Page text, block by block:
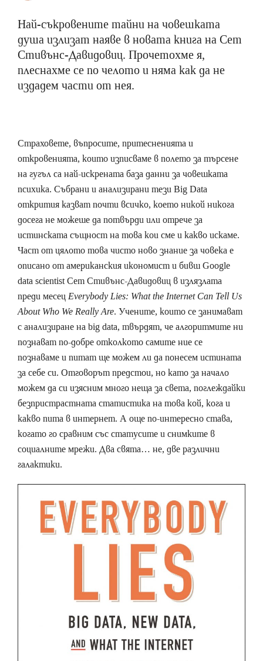
Най-съкровените тайни на човешката
душа излизат наяве в новата книга на Сет
Стивънс-Давидовиц. Прочетохме я,
плеснахме се по челото и няма как да не
издадем части от нея.
Страховете, въпросите, притесненията и
откровенията, които изписваме в полето за търсене
на гугъл са най-искрената база данни за човешката
психика. Събрани и анализирани тези Big Data
открития казват почти всичко, което никой никога
досега не можеше да потвърди или отрече за
истинската същност на това кои сме и какво искаме.
Част от цялото това чисто ново знание за човека е
описано от американския икономист и бивш Google
data scientist Сет Стивънс-Давидовиц в излязлата
преди месецEverybody Lies: What the Internet Can Tell Us
About Who We Really Are. Учените, които се занимават
с анализиране на big data, твърдят, че алгоритмите ни
познават по-добре отколкото самите ние се
познаваме и питат ще можем ли да понесем истината
за себе си. Отговорът предстои, но като за начало
можем да си изясним много неща за света, поглеждайки
безпристрастната статистика на това кой, кога и
какво пита в интернет. А още по-интересно става,
когато го сравним със статусите и снимките в
социалните мрежи. Два свята… не, две различни
галактики.